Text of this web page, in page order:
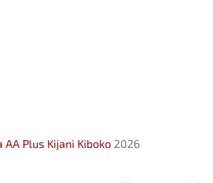
AA Plus Kijani Kiboko 2026